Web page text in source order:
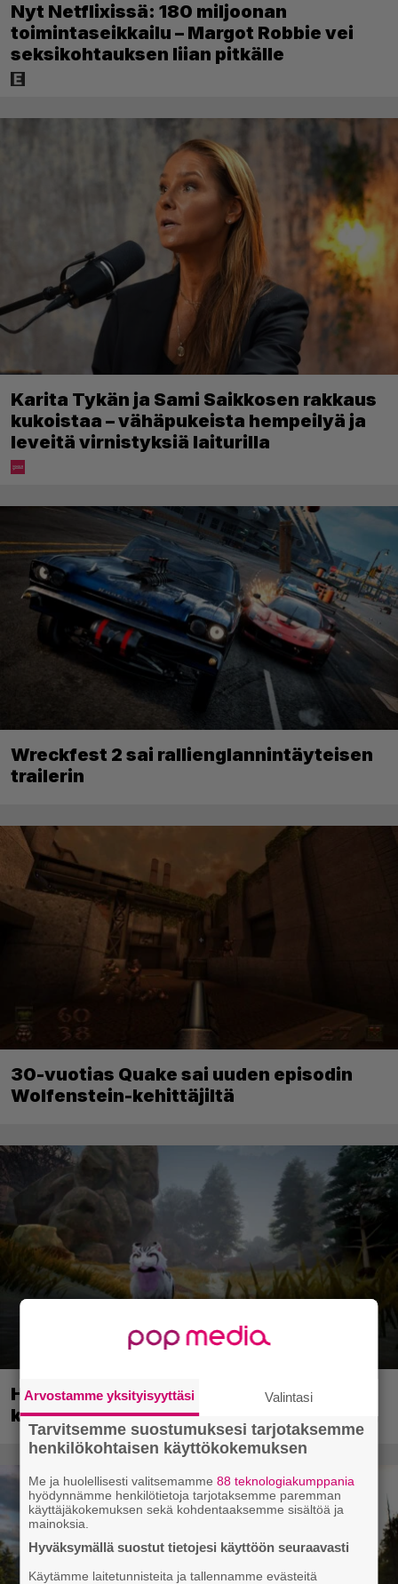
Nyt Netflixissä: 180 miljoonan
toimintaseikkailu – Margot Robbie vei
seksikohtauksen liian pitkälle
Karita Tykän ja Sami Saikkosen rakkaus
kukoistaa – vähäpukeista hempeilyä ja
leveitä virnistyksiä laiturilla
Wreckfest 2 sai rallienglannintäyteisen
trailerin
30-vuotias Quake sai uuden episodin
Wolfenstein-kehittäjiltä
Huippusuosittu Soturikissat-kirjasarja
kääntyy videopeliksi
Arvostamme yksityisyyttäsi Valintasi
Tarvitsemme suostumuksesi tarjotaksemme
henkilökohtaisen käyttökokemuksen
Me ja huolellisesti valitsemamme88 teknologiakumppania
hyödynnämme henkilötietoja tarjotaksemme paremman
käyttäjäkokemuksen sekä kohdentaaksemme sisältöä ja
mainoksia.
Hyväksymällä suostut tietojesi käyttöön seuraavasti
Käytämme laitetunnisteita ja tallennamme evästeitä